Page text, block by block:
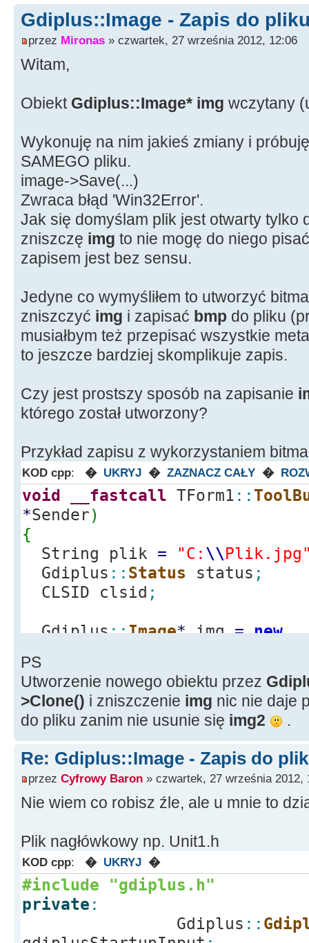
Gdiplus::Image - Zapis do
przez Mironas » czwartek, 27 września 2012, 12:06
Witam,
Obiekt Gdiplus::Image* img wczytany
Wykonuję na nim jakieś zmiany i
SAMEGO pliku.
image->Save(...)
Zwraca błąd 'Win32Error'.
Jak się domyślam plik jest otwarty tylko
zniszczę img to nie mogę do niego
zapisem jest bez sensu.
Jedyne co wymyśliłem to utworzyć
zniszczyć img i zapisać bmp do pliku
musiałbym też przepisać wszystkie
to jeszcze bardziej skomplikuje zapis.
Czy jest prostszy sposób na zapisanie
którego został utworzony?
Przykład zapisu z wykorzystaniem
KOD cpp: � UKRYJ � ZAZNACZ CAŁY �
void __fastcall TForm1 ::
*Sender)
{
String plik = "C: \\
Gdiplus :: Status status ;
CLSID clsid ;
Gdiplus::Image*img= new
// tu wykonuję modyfikacje
// przepisanie img >> bmp
Gdiplus::Bitmap*bmp= new
>GetWidth(), img- > GetHeight()
PixelFormat32bppARGB) ;
GGraphics graf (bmp );
// niszczenie img
delete img;
// zapis do pliku
PS
Utworzenie nowego obiektu przez
>Clone() i zniszczenie img nic nie daje
do pliku zanim nie usunie się img2 .
Re: Gdiplus::Image - Zapis do
przez Cyfrowy Baron » czwartek, 27 września 2012,
Nie wiem co robisz źle, ale u mnie to
Plik nagłówkowy np. Unit1.h
KOD cpp: � UKRYJ �
#include "gdiplus.h"
private :
Gdiplus ::